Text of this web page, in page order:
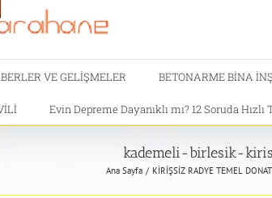
VE GELİŞMELER BETONARME BİNA
Evin Depreme Dayanıklı mı? 12 Soruda Hızlı
kademeli-birlesik-
Ana Sayfa KİRİŞSİZ RADYE TEMEL